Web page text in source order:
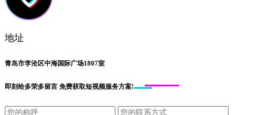
地址
青岛市李沧区中海国际广场1807室
即刻给多荣多留言 免费获取短视频服务方案!